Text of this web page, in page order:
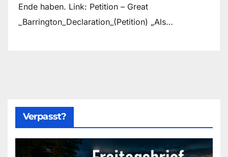
Ende haben. Link: Petition – Great
_Barrington_Declaration_(Petition) „Als…
Verpasst?